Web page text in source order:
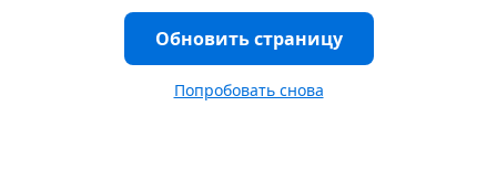
Обновить страницу
Попробовать снова